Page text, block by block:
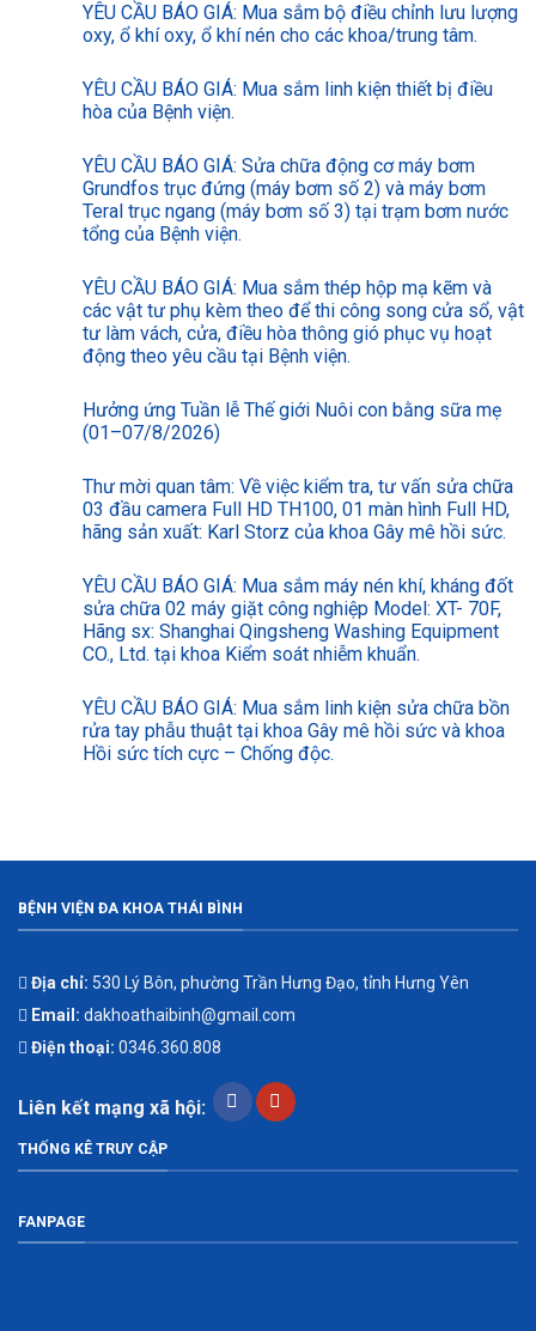
YÊU CẦU BÁO GIÁ: Mua sắm bộ điều chỉnh lưu lượng
oxy, ổ khí oxy, ổ khí nén cho các khoa/trung tâm.
YÊU CẦU BÁO GIÁ: Mua sắm linh kiện thiết bị điều
hòa của Bệnh viện.
YÊU CẦU BÁO GIÁ: Sửa chữa động cơ máy bơm
Grundfos trục đứng (máy bơm số 2) và máy bơm
Teral trục ngang (máy bơm số 3) tại trạm bơm nước
tổng của Bệnh viện.
YÊU CẦU BÁO GIÁ: Mua sắm thép hộp mạ kẽm và
các vật tư phụ kèm theo để thi công song cửa sổ, vật
tư làm vách, cửa, điều hòa thông gió phục vụ hoạt
động theo yêu cầu tại Bệnh viện.
Hưởng ứng Tuần lễ Thế giới Nuôi con bằng sữa mẹ
(01–07/8/2026)
Thư mời quan tâm: Về việc kiểm tra, tư vấn sửa chữa
03 đầu camera Full HD TH100, 01 màn hình Full HD,
hãng sản xuất: Karl Storz của khoa Gây mê hồi sức.
YÊU CẦU BÁO GIÁ: Mua sắm máy nén khí, kháng đốt
sửa chữa 02 máy giặt công nghiệp Model: XT- 70F,
Hãng sx: Shanghai Qingsheng Washing Equipment
CO., Ltd. tại khoa Kiểm soát nhiễm khuẩn.
YÊU CẦU BÁO GIÁ: Mua sắm linh kiện sửa chữa bồn
rửa tay phẫu thuật tại khoa Gây mê hồi sức và khoa
Hồi sức tích cực – Chống độc.
BỆNH VIỆN ĐA KHOA THÁI BÌNH
Địa chỉ: 530 Lý Bôn, phường Trần Hưng Đạo, tỉnh Hưng Yên
Email: dakhoathaibinh@gmail.com
Điện thoại: 0346.360.808
Liên kết mạng xã hội:
THỐNG KÊ TRUY CẬP
FANPAGE